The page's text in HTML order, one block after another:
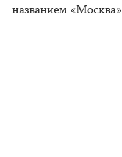
названием «Москва»